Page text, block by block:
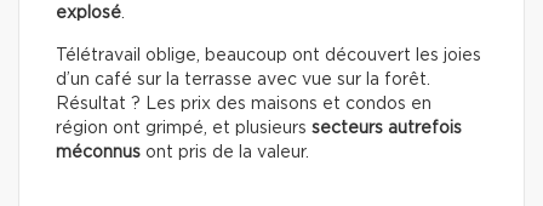
explosé.
Télétravail oblige, beaucoup ont découvert les joies
d’un café sur la terrasse avec vue sur la forêt.
Résultat ? Les prix des maisons et condos en
région ont grimpé, et plusieurs secteurs autrefois
méconnus ont pris de la valeur.